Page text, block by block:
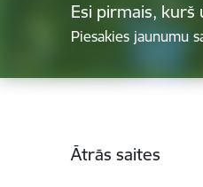
Esi pirmais, kurš
Piesakies jaunumu
Ātrās saites